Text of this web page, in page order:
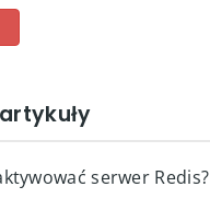
serwer Redis?